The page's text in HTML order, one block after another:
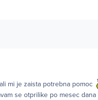
mi je zaista potrebna pomoc
se otprilike po mesec